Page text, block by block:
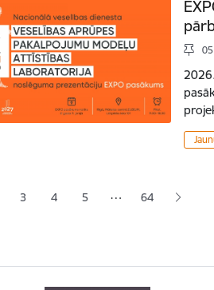
lapaLapa
3 Lapa
4 Lapa
5 … 64